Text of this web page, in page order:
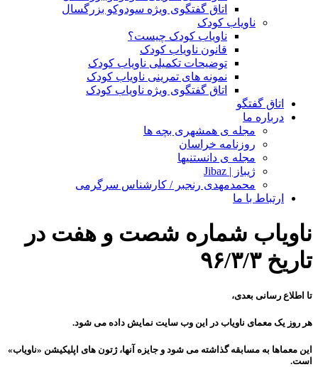
اتاق گفتگوی ویژه سودوکو بزرگسال
ناویاب کودک
ناویاب کودک چیست؟
قانون ناویاب کودک
توضیحات تکمیلی ناویاب کودک
نمونه های تمرینی ناویاب کودک
اتاق گفتگوی ویژه ناویاب کودک
اتاق گفتگو
درباره ما
مجله ی همشهری بچه ها
روزنامه خراسان
مجله ی دانستنیها
ژیباز | Jibaz
محمدمهدی رنجبر / کارشناس سرگرمی
ارتباط با ما
ناویاب شماره شصت و هفت در
تاریخ ۹۶/۳/۳
تا اطلاع رسانی بعدی،
هر روز یک معمای ناویاب در این وب سایت نمایش داده می شود.
این معماها به مسابقه گذاشته می شود و جایزه آنها، ژتون های اپلیکیشن «ناویاب»
است.